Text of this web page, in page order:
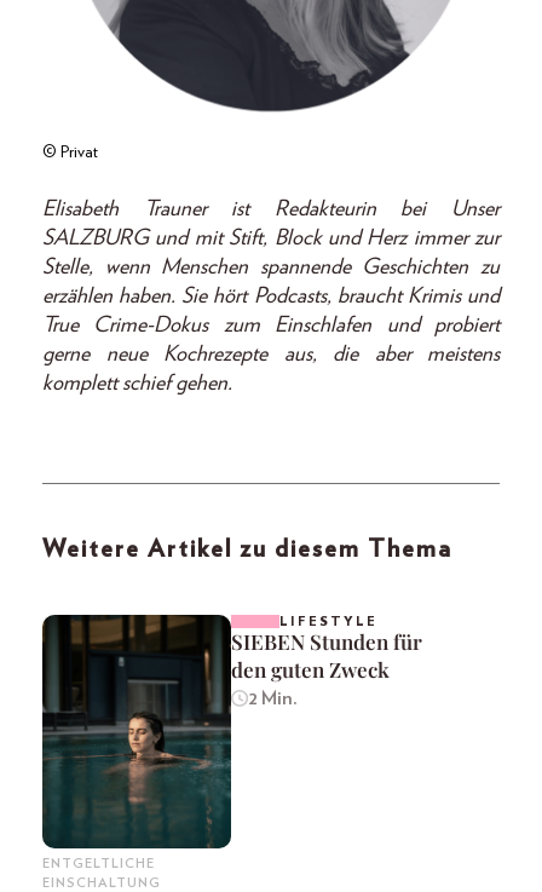
© Privat
Elisabeth Trauner ist Redakteurin bei Unser
SALZBURG und mit Stift, Block und Herz immer zur
Stelle, wenn Menschen spannende Geschichten zu
erzählen haben. Sie hört Podcasts, braucht Krimis und
True Crime-Dokus zum Einschlafen und probiert
gerne neue Kochrezepte aus, die aber meistens
komplett schief gehen.
Weitere Artikel zu diesem Thema
ENTGELTLICHE
EINSCHALTUNG
LIFESTYLE
SIEBEN Stunden für
den guten Zweck
2 Min.